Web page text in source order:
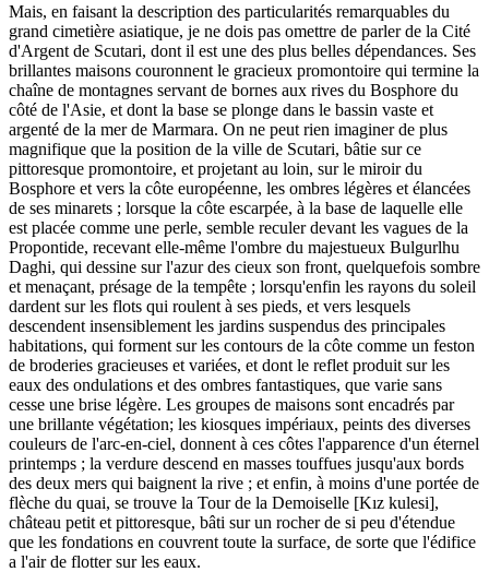
Mais, en faisant la description des particularités remarquables du
grand cimetière asiatique, je ne dois pas omettre de parler de la Cité
d'Argent de Scutari, dont il est une des plus belles dépendances. Ses
brillantes maisons couronnent le gracieux promontoire qui termine la
chaîne de montagnes servant de bornes aux rives du Bosphore du
côté de l'Asie, et dont la base se plonge dans le bassin vaste et
argenté de la mer de Marmara. On ne peut rien imaginer de plus
magnifique que la position de la ville de Scutari, bâtie sur ce
pittoresque promontoire, et projetant au loin, sur le miroir du
Bosphore et vers la côte européenne, les ombres légères et élancées
de ses minarets ; lorsque la côte escarpée, à la base de laquelle elle
est placée comme une perle, semble reculer devant les vagues de la
Propontide, recevant elle-même l'ombre du majestueux Bulgurlhu
Daghi, qui dessine sur l'azur des cieux son front, quelquefois sombre
et menaçant, présage de la tempête ; lorsqu'enfin les rayons du soleil
dardent sur les flots qui roulent à ses pieds, et vers lesquels
descendent insensiblement les jardins suspendus des principales
habitations, qui forment sur les contours de la côte comme un feston
de broderies gracieuses et variées, et dont le reflet produit sur les
eaux des ondulations et des ombres fantastiques, que varie sans
cesse une brise légère. Les groupes de maisons sont encadrés par
une brillante végétation; les kiosques impériaux, peints des diverses
couleurs de l'arc-en-ciel, donnent à ces côtes l'apparence d'un éternel
printemps ; la verdure descend en masses touffues jusqu'aux bords
des deux mers qui baignent la rive ; et enfin, à moins d'une portée de
flèche du quai, se trouve la Tour de la Demoiselle [Kız kulesi],
château petit et pittoresque, bâti sur un rocher de si peu d'étendue
que les fondations en couvrent toute la surface, de sorte que l'édifice
a l'air de flotter sur les eaux.